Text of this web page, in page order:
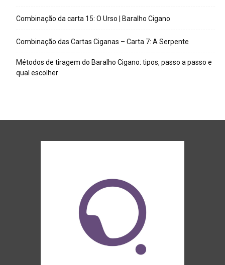
Combinação da carta 15: O Urso | Baralho Cigano
Combinação das Cartas Ciganas – Carta 7: A Serpente
Métodos de tiragem do Baralho Cigano: tipos, passo a passo e
qual escolher